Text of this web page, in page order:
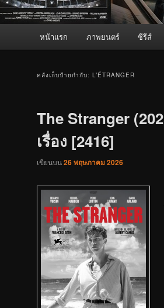
หน้าแรก ภาพยนตร์ ซีรีส์
คลังเก็บป้ายกำกับ: L’ÉTRANGER
The Stranger
เรื่อง [2416]
เขียนบน26 พฤษภาคม 2026